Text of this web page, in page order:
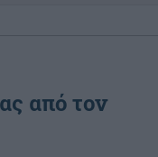
από τον